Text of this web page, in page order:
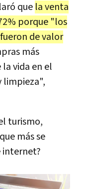
que la venta
porque "los
de valor
más
la vida en el
limpieza",
turismo,
más se
internet?